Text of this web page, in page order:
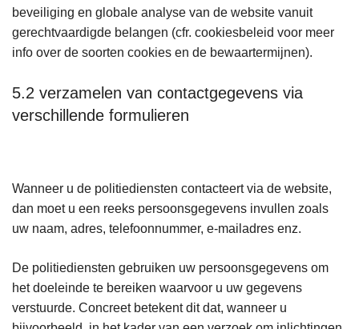
beveiliging en globale analyse van de website vanuit
gerechtvaardigde belangen (cfr. cookiesbeleid voor meer
info over de soorten cookies en de bewaartermijnen).
5.2 verzamelen van contactgegevens via
verschillende formulieren
Wanneer u de politiediensten contacteert via de website,
dan moet u een reeks persoonsgegevens invullen zoals
uw naam, adres, telefoonnummer, e-mailadres enz.
De politiediensten gebruiken uw persoonsgegevens om
het doeleinde te bereiken waarvoor u uw gegevens
verstuurde. Concreet betekent dit dat, wanneer u